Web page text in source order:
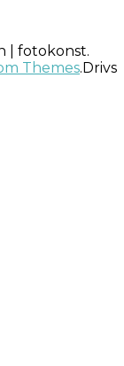
| fotokonst.
Themes.Drivs